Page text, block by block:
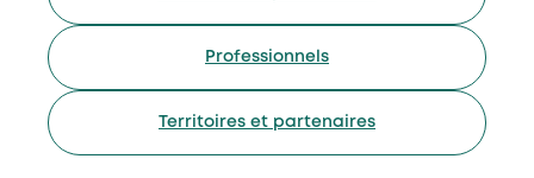
Professionnels
Territoires et partenaires